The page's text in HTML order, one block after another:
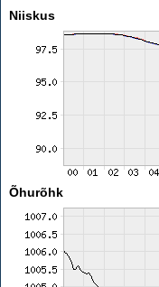
Niiskus
Õhurõhk